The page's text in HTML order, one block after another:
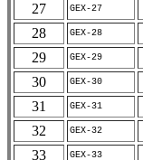
27
GEX-27
28
GEX-28
29
GEX-29
30
GEX-30
31
GEX-31
32
GEX-32
33
GEX-33